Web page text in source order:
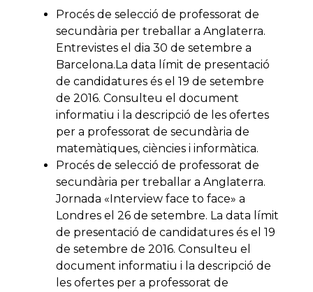
Procés de selecció de professorat de
secundària per treballar a Anglaterra.
Entrevistes el dia 30 de setembre a
Barcelona.La data límit de presentació
de candidatures és el 19 de setembre
de 2016. Consulteu el document
informatiu i la descripció de les ofertes
per a professorat de secundària de
matemàtiques, ciències i informàtica.
Procés de selecció de professorat de
secundària per treballar a Anglaterra.
Jornada «Interview face to face» a
Londres el 26 de setembre. La data límit
de presentació de candidatures és el 19
de setembre de 2016. Consulteu el
document informatiu i la descripció de
les ofertes per a professorat de